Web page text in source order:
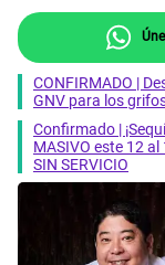
CONFIRMADO |
GNV para los
Confirmado |
MASIVO este 12
SIN SERVICIO